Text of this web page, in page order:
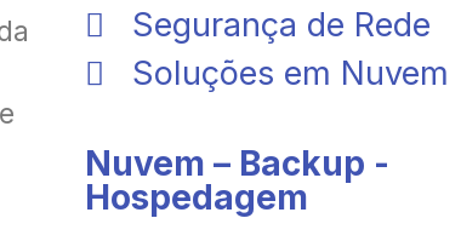
Segurança de Rede
Soluções em Nuvem
Nuvem – Backup -
Hospedagem